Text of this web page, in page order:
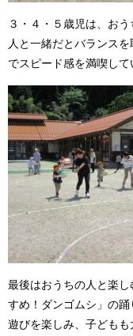
３・４・５歳児は、お
人と一緒だとバランス
でスピード感を満喫して
最後はおうちの人と楽
すめ！ダンゴムシ」の
遊びを楽しみ、子ども